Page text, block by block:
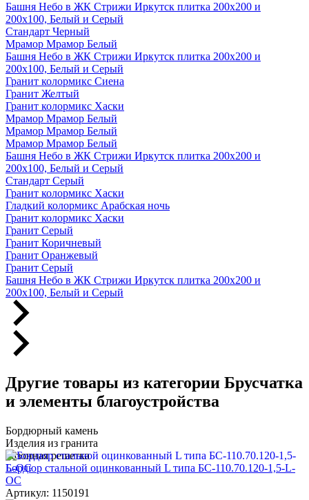
Башня Небо в ЖК Стрижи Иркутск плитка 200х200 и
200х100, Белый и Серый
Стандарт Черный
Мрамор Мрамор Белый
Башня Небо в ЖК Стрижи Иркутск плитка 200х200 и
200х100, Белый и Серый
Гранит колормикс Сиена
Гранит Желтый
Гранит колормикс Хаски
Мрамор Мрамор Белый
Мрамор Мрамор Белый
Мрамор Мрамор Белый
Башня Небо в ЖК Стрижи Иркутск плитка 200х200 и
200х100, Белый и Серый
Стандарт Серый
Гранит колормикс Хаски
Гладкий колормикс Арабская ночь
Гранит колормикс Хаски
Гранит Серый
Гранит Коричневый
Гранит Оранжевый
Гранит Серый
Башня Небо в ЖК Стрижи Иркутск плитка 200х200 и
200х100, Белый и Серый
Другие товары из категории Брусчатка
и элементы благоустройства
Бордюрный камень
Изделия из гранита
Газонная решетка
Бордюр стальной оцинкованный L типа БС-110.70.120-1,5-L-
ОС
Артикул: 1150191